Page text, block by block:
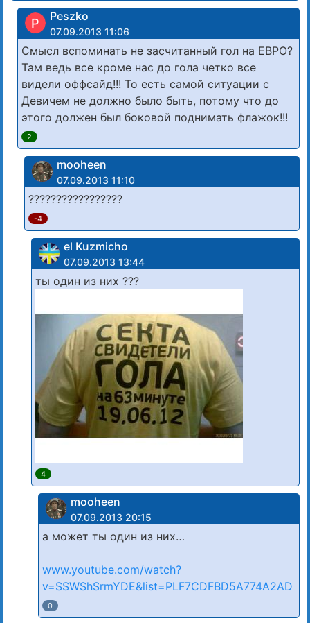
P Peszko
07.09.2013 11:06
Смысл вспоминать не засчитанный гол на ЕВРО?
Там ведь все кроме нас до гола четко все
видели оффсайд!!! То есть самой ситуации с
Девичем не должно было быть, потому что до
этого должен был боковой поднимать флажок!!!
2
mooheen
07.09.2013 11:10
?????????????????
-4
el Kuzmicho
07.09.2013 13:44
ты один из них ???
4
mooheen
07.09.2013 20:15
а может ты один из них…
www.youtube.com/watch?
v=SSWShSrmYDE&list=PLF7CDFBD5A774A2AD
0